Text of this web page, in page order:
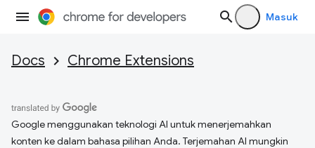
Masuk
Docs Chrome Extensions
Google menggunakan teknologi AI untuk menerjemahkan
konten ke dalam bahasa pilihan Anda. Terjemahan AI mungkin